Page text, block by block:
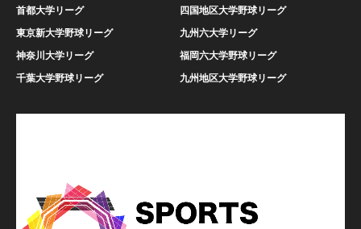
首都大学リーグ
東京新大学野球リーグ
神奈川大学リーグ
千葉大学野球リーグ
四国地区大学野球リーグ
九州六大学リーグ
福岡六大学野球リーグ
九州地区大学野球リーグ